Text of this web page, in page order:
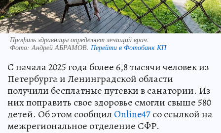
Профиль здравницы определяет лечащий врач.
Фото: Андрей АБРАМОВ. Перейти в Фотобанк КП
С начала 2025 года более 6,8 тысячи человек из
Петербурга и Ленинградской области
получили бесплатные путевки в санатории. Из
них поправить свое здоровье смогли свыше 580
детей. Об этом сообщил Online47со ссылкой на
межрегиональное отделение СФР.